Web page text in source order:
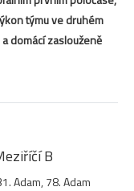
týmu ve druhém
domácí zaslouženě
B
Adam, 78. Adam